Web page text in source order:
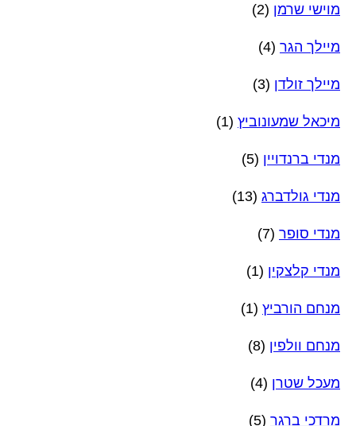
מוישי שרמן (2)
מיילך הגר (4)
מיילך זולדן (3)
מיכאל שמעונוביץ (1)
מנדי ברנדויין (5)
מנדי גולדברג (13)
מנדי סופר (7)
מנדי קלצקין (1)
מנחם הורביץ (1)
מנחם וולפין (8)
מעכל שטרן (4)
מרדכי ברגר (5)